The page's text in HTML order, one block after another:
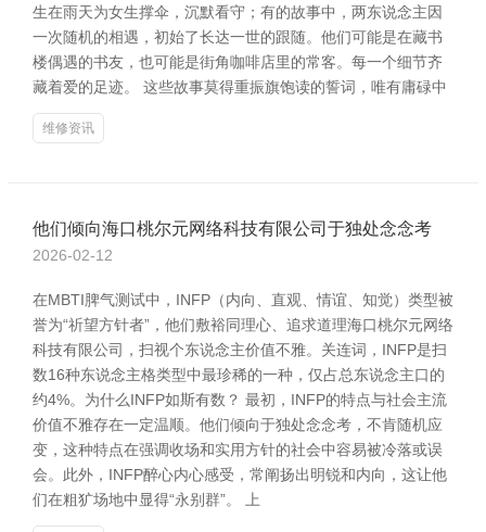
生在雨天为女生撑伞，沉默看守；有的故事中，两东说念主因
一次随机的相遇，初始了长达一世的跟随。他们可能是在藏书
楼偶遇的书友，也可能是街角咖啡店里的常客。每一个细节齐
藏着爱的足迹。 这些故事莫得重振旗饱读的誓词，唯有庸碌中
维修资讯
他们倾向海口桃尔元网络科技有限公司于独处念念考
2026-02-12
在MBTI脾气测试中，INFP（内向、直观、情谊、知觉）类型被
誉为“祈望方针者”，他们敷裕同理心、追求道理海口桃尔元网络
科技有限公司，扫视个东说念主价值不雅。关连词，INFP是扫
数16种东说念主格类型中最珍稀的一种，仅占总东说念主口的
约4%。为什么INFP如斯有数？ 最初，INFP的特点与社会主流
价值不雅存在一定温顺。他们倾向于独处念念考，不肯随机应
变，这种特点在强调收场和实用方针的社会中容易被冷落或误
会。此外，INFP醉心内心感受，常阐扬出明锐和内向，这让他
们在粗犷场地中显得“永别群”。 上